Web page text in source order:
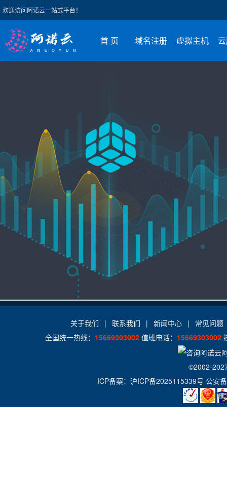
欢迎访问阿诺云一站式平台！
首 页 域名注册 虚拟主机
关于我们 | 联系我们 | 新闻中心 |
常见问题
全国统一热线： 15669303002 值班电话： 15669303002
©2002-
ICP备案： 沪ICP备2025115339号 公安